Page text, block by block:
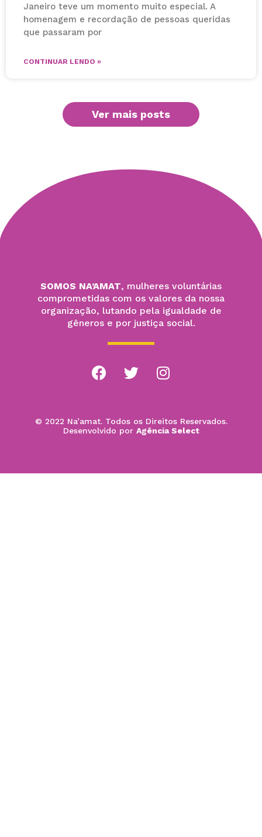
Janeiro teve um momento muito especial. A
homenagem e recordação de pessoas queridas
que passaram por
CONTINUAR LENDO »
Ver mais posts
SOMOS NA’AMAT, mulheres voluntárias
comprometidas com os valores da nossa
organização, lutando pela igualdade de
gêneros e por justiça social.
© 2022 Na’amat. Todos os Direitos Reservados.
Desenvolvido por Agência Select